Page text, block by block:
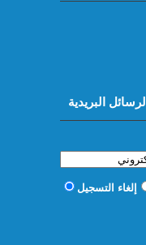
الرسائل البريدية
إلغاء التسجيل